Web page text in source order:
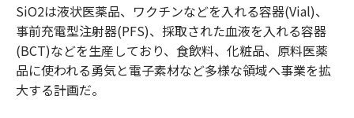
SiO2は液状医薬品、ワクチンなどを入れる容器(Vial)、
事前充電型注射器(PFS)、採取された血液を入れる容器
(BCT)などを生産しており、食飲料、化粧品、原料医薬
品に使われる勇気と電子素材など多様な領域へ事業を拡
大する計画だ。